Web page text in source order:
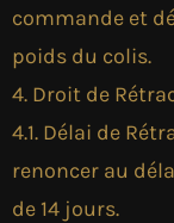
commande et
poids du colis.
4. Droit de
4.1. Délai de
renoncer au
de 14 jours.